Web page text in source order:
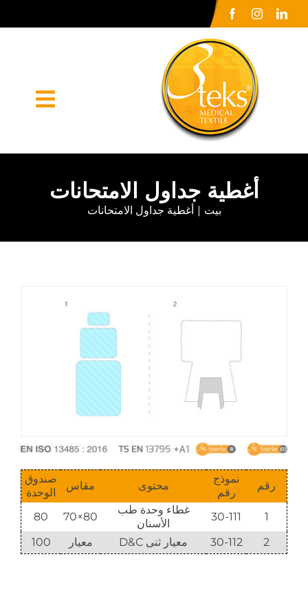
شركة كبرى
أغطية جداول الامتحانات
بيت أغطية جداول الامتحانات
رقم
نموذج
رقم
محتوى مقاس
صندوق
الوحدة
1
30-111
غطاء وحدة طب
الأسنان
80×70
80
2
30-112 معيار ثنى D&C معيار 100